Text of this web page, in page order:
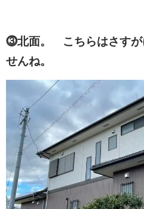
⓷北面。 こちらはさすが
せんね。